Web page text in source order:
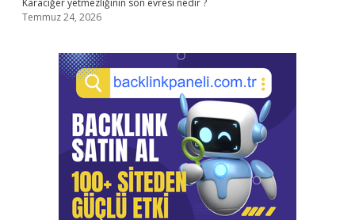
Karaciğer yetmezliğinin son evresi nedir ?
Temmuz 24, 2026